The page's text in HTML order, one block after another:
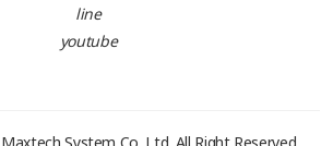
line
youtube